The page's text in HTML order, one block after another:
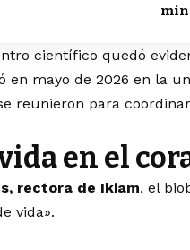
científico quedó
en mayo de 2026 en la
reunieron para
en el
rectora de Ikiam, el
vida».